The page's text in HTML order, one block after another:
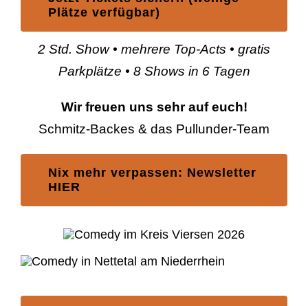
Plätze verfügbar)
2 Std. Show • mehrere Top-Acts • gratis
Parkplätze • 8 Shows in 6 Tagen
Wir freuen uns sehr auf euch!
Schmitz-Backes & das Pullunder-Team
Nix mehr verpassen: Newsletter
HIER